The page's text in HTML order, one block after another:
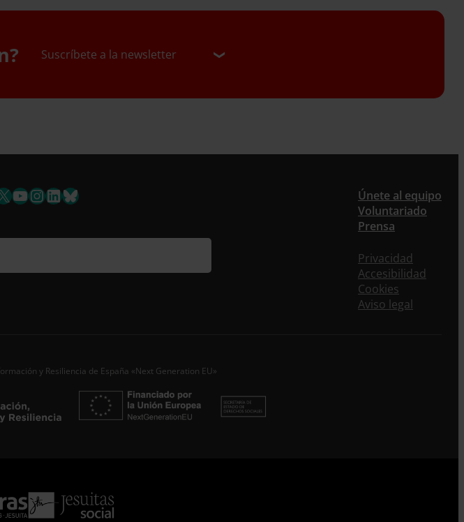
Suscríbete a la newsletter
Si quieres recibir nuestra newsletter mensual y los
información, no dejes de completar este formulario.
Al instante, te daremos de alta en nuestra base de
datos y podrás estar al tanto de todas las novedades.
Correo electrónico *
Acepto laPolítica de Privacidad
Desde ENTRECULTURAS FE Y ALEGRÍA ESPAÑA trataremos los datos
YouTube
Instagram
LinkedIn
Bluesky
Únete al equipo
Voluntariado
Prensa
Privacidad
Accesibilidad
Cookies
Aviso legal
y Resiliencia de España «Next Generation EU»